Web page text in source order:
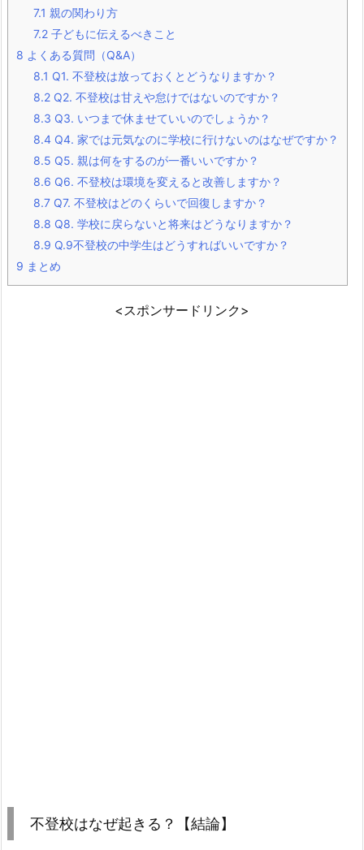
7.1 親の関わり方
7.2 子どもに伝えるべきこと
8 よくある質問（Q&A）
8.1 Q1. 不登校は放っておくとどうなりますか？
8.2 Q2. 不登校は甘えや怠けではないのですか？
8.3 Q3. いつまで休ませていいのでしょうか？
8.4 Q4. 家では元気なのに学校に行けないのはなぜですか？
8.5 Q5. 親は何をするのが一番いいですか？
8.6 Q6. 不登校は環境を変えると改善しますか？
8.7 Q7. 不登校はどのくらいで回復しますか？
8.8 Q8. 学校に戻らないと将来はどうなりますか？
8.9 Q.9不登校の中学生はどうすればいいですか？
9 まとめ
<スポンサードリンク>
不登校はなぜ起きる？【結論】